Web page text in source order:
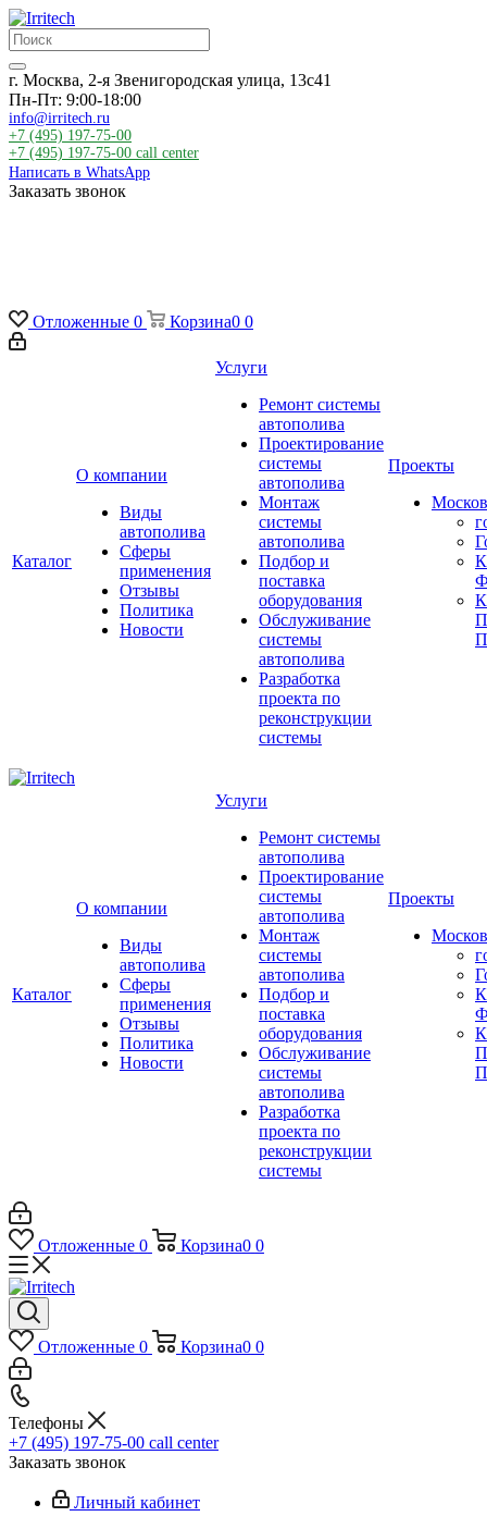
г. Москва, 2-я Звенигородская улица, 13с41
Пн-Пт: 9:00-18:00
info@irritech.ru
+7 (495) 197-75-00
+7 (495) 197-75-00 call center
Написать в WhatsApp
Заказать звонок
Отложенные 0 Корзина0 0
Каталог
О компании
Виды
автополива
Сферы
применения
Отзывы
Политика
Новости
Услуги
Ремонт системы
автополива
Проектирование
системы
автополива
Монтаж
системы
автополива
Подбор и
поставка
оборудования
Обслуживание
системы
автополива
Разработка
проекта по
реконструкции
системы
Проекты
Каталог
О компании
Виды
автополива
Сферы
применения
Отзывы
Политика
Новости
Услуги
Ремонт системы
автополива
Проектирование
системы
автополива
Монтаж
системы
автополива
Подбор и
поставка
оборудования
Обслуживание
системы
автополива
Разработка
проекта по
реконструкции
системы
Проекты
Отложенные 0 Корзина0 0
Отложенные 0 Корзина0 0
Телефоны
+7 (495) 197-75-00 call center
Заказать звонок
Личный кабинет